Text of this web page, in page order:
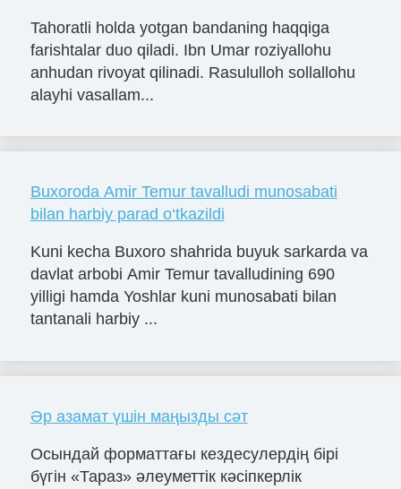
Tahoratli holda yotgan bandaning haqqiga
farishtalar duo qiladi. Ibn Umar roziyallohu
anhudan rivoyat qilinadi. Rasululloh sollallohu
alayhi vasallam...
Buxoroda Amir Temur tavalludi munosabati
bilan harbiy parad o‘tkazildi
Kuni kecha Buxoro shahrida buyuk sarkarda va
davlat arbobi Amir Temur tavalludining 690
yilligi hamda Yoshlar kuni munosabati bilan
tantanali harbiy ...
Әр азамат үшін маңызды сәт
Осындай форматтағы кездесулердің бірі
бүгін «Тараз» әлеуметтік кәсіпкерлік